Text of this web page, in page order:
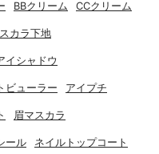
BBクリーム CCクリーム
カラ下地
イシャドウ
ビューラー アイプチ
眉マスカラ
ール ネイルトップコート